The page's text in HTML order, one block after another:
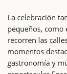
La celebración
pequeños, como
recorren las
momentos
gastronomía y